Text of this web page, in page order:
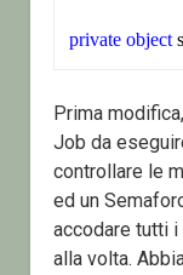
private object
Prima
Job da
controllare le
ed un
accodare tutti
alla volta.